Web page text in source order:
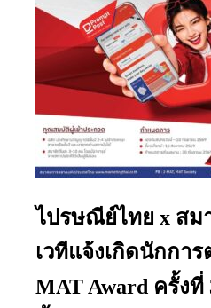
ไปรษณีย์ไทย x สม
เวทีแจ้งเกิดนักกา
MAT Award ครั้งที่